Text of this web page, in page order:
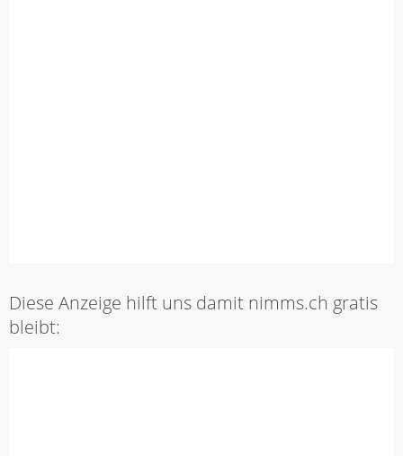
Diese Anzeige hilft uns damit nimms.ch gratis
bleibt: